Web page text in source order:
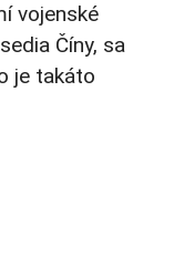
vojenské
Číny, sa
je takáto